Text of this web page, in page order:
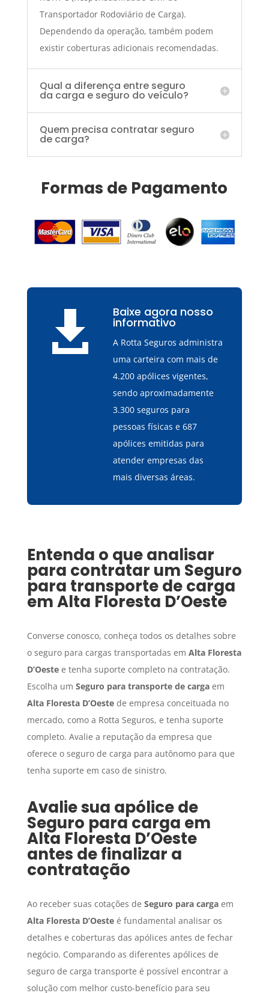
Transportador Rodoviário de Carga).
Dependendo da operação, também podem
existir coberturas adicionais recomendadas.
Qual a diferença entre seguro
da carga e seguro do veículo?
Quem precisa contratar seguro
de carga?
Formas de Pagamento
 Baixe agora nosso
informativo
A Rotta Seguros administra
uma carteira com mais de
4.200 apólices vigentes,
sendo aproximadamente
3.300 seguros para
pessoas físicas e 687
apólices emitidas para
atender empresas das
mais diversas áreas.
Entenda o que analisar
para contratar um Seguro
para transporte de carga
emAlta Floresta D’Oeste
Converse conosco, conheça todos os detalhes sobre
o seguro para cargas transportadas em Alta Floresta
D’Oestee tenha suporte completo na contratação.
Escolha um Seguro para transporte de cargaem
Alta Floresta D’Oestede empresa conceituada no
mercado, como a Rotta Seguros, e tenha suporte
completo. Avalie a reputação da empresa que
oferece o seguro de carga para autônomo para que
tenha suporte em caso de sinistro.
Avalie sua apólice de
Seguro para carga em
Alta Floresta D’Oeste
antes de finalizar a
contratação
Ao receber suas cotações de Seguro para cargaem
Alta Floresta D’Oesteé fundamental analisar os
detalhes e coberturas das apólices antes de fechar
negócio. Comparando as diferentes apólices de
seguro de carga transporte é possível encontrar a
solução com melhor custo-benefício para seu